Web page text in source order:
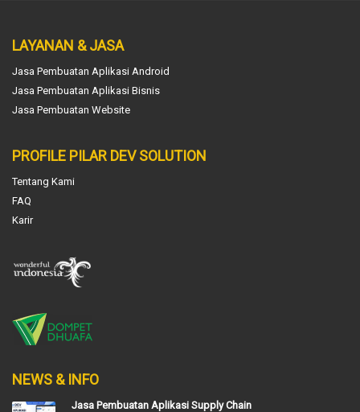
LAYANAN & JASA
Jasa Pembuatan Aplikasi Android
Jasa Pembuatan Aplikasi Bisnis
Jasa Pembuatan Website
PROFILE PILAR DEV SOLUTION
Tentang Kami
FAQ
Karir
NEWS & INFO
Jasa Pembuatan Aplikasi Supply Chain